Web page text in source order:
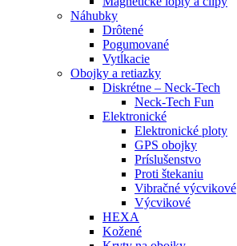
Náhubky
Drôtené
Pogumované
Vytĺkacie
Obojky a retiazky
Diskrétne – Neck-Tech
Neck-Tech Fun
Elektronické
Elektronické ploty
GPS obojky
Príslušenstvo
Proti štekaniu
Vibračné výcvikové
Výcvikové
HEXA
Kožené